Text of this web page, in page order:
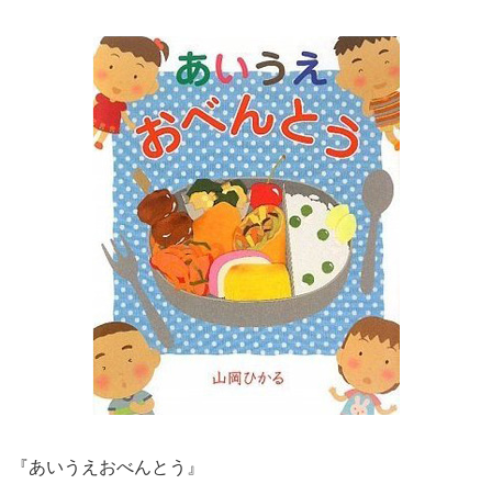
『あいうえおべんとう』